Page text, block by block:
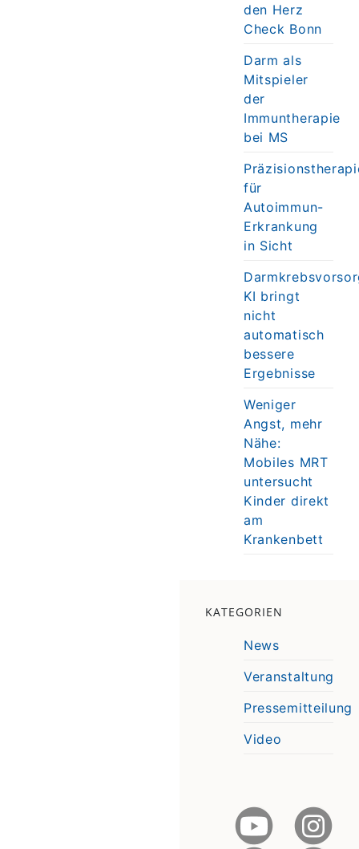
den Herz
Check Bonn
Darm als
Mitspieler
der
Immuntherapie
bei MS
für
Autoimmun-
Erkrankung
in Sicht
KI bringt
nicht
automatisch
bessere
Ergebnisse
Weniger
Angst, mehr
Nähe:
Mobiles MRT
untersucht
Kinder direkt
am
Krankenbett
KATEGORIEN
News
Veranstaltung
Pressemitteilung
Video